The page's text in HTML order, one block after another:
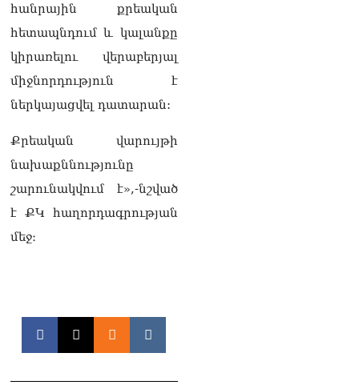
հանրային քրեական
հետապնդում և կալանքը
կիրառելու վերաբերյալ
միջնորդություն է
ներկայացվել դատարան:
Քրեական վարույթի
նախաքննությունը
շարունակվում է»,-նշված
է ՔԿ հաղորդագրության
մեջ։